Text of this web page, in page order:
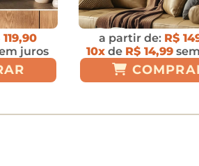
119,90
juros
a partir de: R$
10x de R$ 14,99